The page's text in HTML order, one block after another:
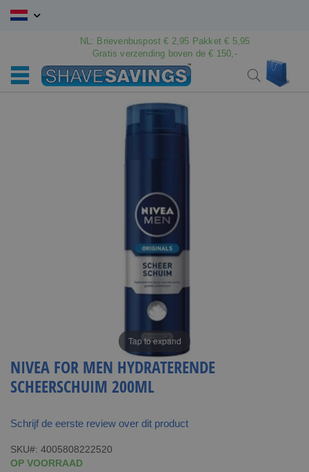
Ga
NL: Brievenbuspost € 2,95 Pakket € 5,95
Gratis verzending boven de € 150,-
Search
Tap to expand
NIVEA FOR MEN HYDRATERENDE
SCHEERSCHUIM 200ML
Schrijf de eerste review over dit product
SKU
4005808222520
OP VOORRAAD